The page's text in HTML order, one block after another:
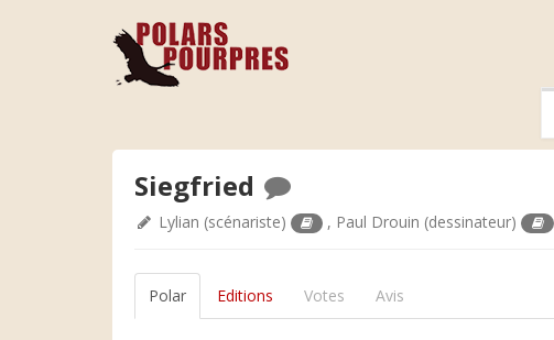
Siegfried
Lylian (scénariste) , Paul Drouin (dessinateur)
Polar Editions Votes Avis